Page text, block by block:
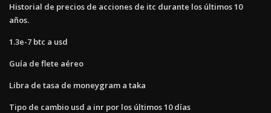
Historial de precios de acciones de itc durante los últimos 10
años.
1.3e-7 btc a usd
Guía de flete aéreo
Libra de tasa de moneygram a taka
Tipo de cambio usd a inr por los últimos 10 días